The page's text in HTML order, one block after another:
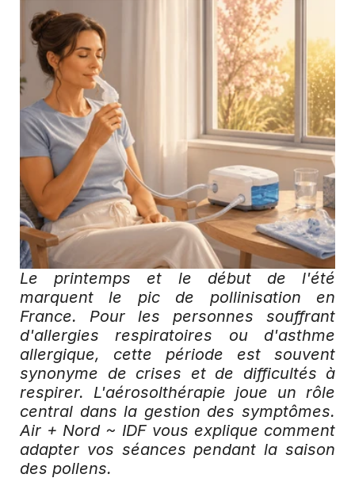
Le printemps et le début de l'été
marquent le pic de pollinisation en
France. Pour les personnes souffrant
d'allergies respiratoires ou d'asthme
allergique, cette période est souvent
synonyme de crises et de difficultés à
respirer. L'aérosolthérapie joue un rôle
central dans la gestion des symptômes.
Air + Nord ~ IDF vous explique comment
adapter vos séances pendant la saison
des pollens.